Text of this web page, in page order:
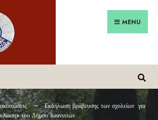
MENU
Εκδήλωση βράβευσης των σχολείων για
του Δήμου Ιωαννιτών